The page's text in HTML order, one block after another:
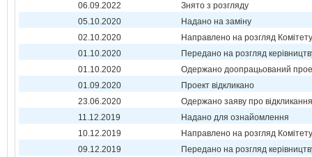
06.09.2022
Знято з розгляду
05.10.2020
Надано на заміну
02.10.2020
Направлено на розгляд Комітету
01.10.2020
Передано на розгляд
01.10.2020
Одержано доопрацьований
01.09.2020
Проект відкликано
23.06.2020
Одержано заяву про відкликання
11.12.2019
Надано для ознайомлення
10.12.2019
Направлено на розгляд Комітету
09.12.2019
Передано на розгляд